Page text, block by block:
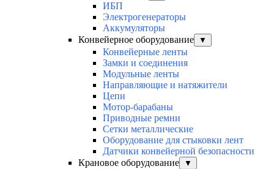
ИБП
Электрогенераторы
Аккумуляторы
Конвейерное оборудование
▼
Конвейерные ленты
Замки и соединения
Модульные ленты
Направляющие и натяжители
Цепи
Мотор-барабаны
Приводные ремни
Сетки металлические
Оборудование для стыковки лент
Датчики конвейерной безопасности
Крановое оборудование
▼